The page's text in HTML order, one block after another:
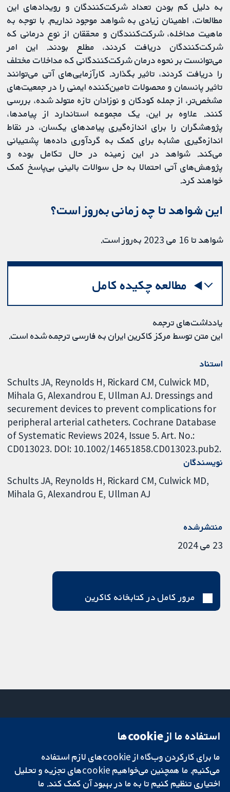
به دلیل کم بودن تعداد شرکت‌کنندگان و رویدادهای این
مطالعات، اطمینان زیادی به شواهد موجود نداریم. با توجه به
ماهیت مداخله، شرکت‌کنندگان و محققان از نوع درمانی که
شرکت‌کنندگان دریافت کردند، مطلع بودند. این امر
می‌توانست بر نحوه درمان شرکت‌کنندگانی که مداخلات مختلف
را دریافت کردند، تاثیر بگذارد. کارآزمایی‌های آتی می‌توانند
تاثیر پانسمان و محصولات تامین‌کننده ایمنی را در جمعیت‌های
مشخص‌تر، از جمله کودکان و نوزادان تازه متولد شده، بررسی
کنند. علاوه بر این، یک مجموعه استاندارد از پیامدها،
پژوهشگران را برای اندازه‌گیری پیامدهای یکسان، در نقاط
اندازه‌گیری مشابه برای کمک به گردآوری داده‌ها پشتیبانی
می‌کند. شواهد در این زمینه در حال تکامل بوده و
پژوهش‌های آتی احتمالا به حل سوالات بالینی بی‌پاسخ کمک
خواهند کرد.
این شواهد تا چه زمانی به‌روز است؟
شواهد تا 16 می‌‌ 2023 به‌روز است.
مطالعه چکیده کامل
یادداشت‌های ترجمه
این متن توسط مرکز کاکرین ایران به فارسی ترجمه شده است.
استناد
Schults JA, Reynolds H, Rickard CM, Culwick MD,
Mihala G, Alexandrou E, Ullman AJ. Dressings and
securement devices to prevent complications for
peripheral arterial catheters. Cochrane Database
of Systematic Reviews 2024, Issue 5. Art. No.:
CD013023. DOI: 10.1002/14651858.CD013023.pub2.
نویسندگان
Schults JA Reynolds H Rickard CM Culwick MD
Mihala G Alexandrou E Ullman AJ
منتشرشده
23 می 2024
مرور کامل در کتابخانه کاکرین
تحقیقات قابل
اعتماد.
تصمیم‌گیری آگاهانه.
سلامت بهتر.
میدان کاوندیش
لندن
W1G 0AN
بریتانیا
دفتر رسانه‌ای
درباره ما
فرصت‌های
استفاده ما از cookie‌ها
ما برای کارکردن وب‌گاه از cookie‌های لازم استفاده
می‌کنیم. ما همچنین می‌خواهیم cookie‌های تجزیه و تحلیل
اختیاری تنظیم کنیم تا به ما در بهبود آن کمک کند. ما